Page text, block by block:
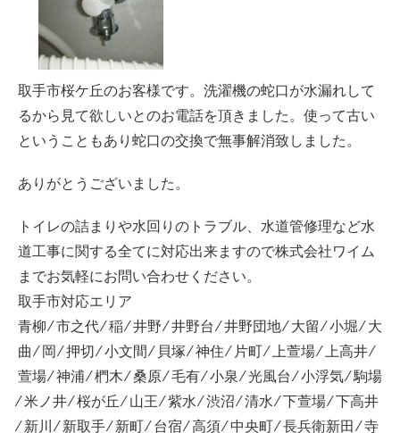
取手市桜ケ丘のお客様です。洗濯機の蛇口が水漏れして
るから見て欲しいとのお電話を頂きました。使って古い
ということもあり蛇口の交換で無事解消致しました。
ありがとうございました。
トイレの詰まりや水回りのトラブル、水道管修理など水
道工事に関する全てに対応出来ますので株式会社ワイム
までお気軽にお問い合わせください。
取手市対応エリア
青柳 ⁄ 市之代 ⁄ 稲 ⁄ 井野 ⁄ 井野台 ⁄ 井野団地 ⁄ 大留 ⁄ 小堀 ⁄ 大
曲 ⁄ 岡 ⁄ 押切 ⁄ 小文間 ⁄ 貝塚 ⁄ 神住 ⁄ 片町 ⁄ 上萱場 ⁄ 上高井 ⁄
萱場 ⁄ 神浦 ⁄ 椚木 ⁄ 桑原 ⁄ 毛有 ⁄ 小泉 ⁄ 光風台 ⁄ 小浮気 ⁄ 駒場
⁄ 米ノ井 ⁄ 桜が丘 ⁄ 山王 ⁄ 紫水 ⁄ 渋沼 ⁄ 清水 ⁄ 下萱場 ⁄ 下高井
⁄ 新川 ⁄ 新取手 ⁄ 新町 ⁄ 台宿 ⁄ 高須 ⁄ 中央町 ⁄ 長兵衛新田 ⁄ 寺